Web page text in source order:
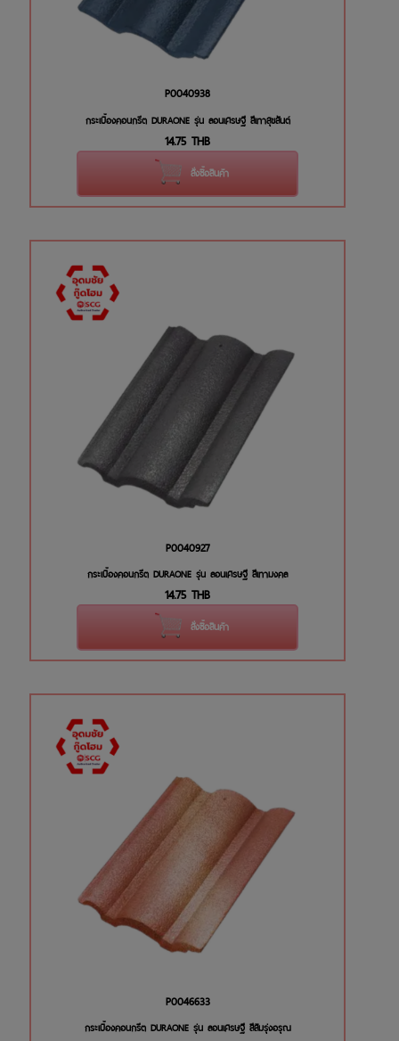
P0040938
กระเบื้องคอนกรีต DURAONE รุ่น ลอนเศรษฐี สีเทาสุขสันต์
14.75 THB
สั่งซื้อสินค้า
P0040927
กระเบื้องคอนกรีต DURAONE รุ่น ลอนเศรษฐี สีเทามงคล
14.75 THB
สั่งซื้อสินค้า
P0046633
กระเบื้องคอนกรีต DURAONE รุ่น ลอนเศรษฐี สีส้มรุ่งอรุณ